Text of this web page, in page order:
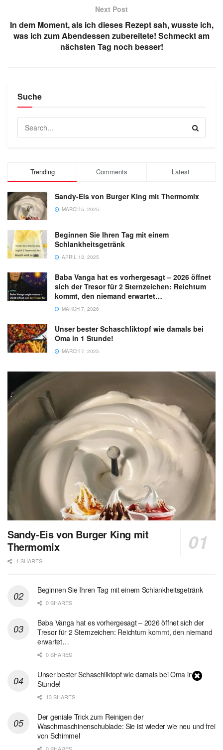
Next Post
In dem Moment, als ich dieses Rezept sah, wusste ich,
was ich zum Abendessen zubereitete! Schmeckt am
nächsten Tag noch besser!
Suche
Trending Comments Latest
Sandy-Eis von Burger King mit Thermomix
MARCH 5, 2025
Beginnen Sie Ihren Tag mit einem
Schlankheitsgetränk
APRIL 12, 2025
Baba Vanga hat es vorhergesagt – 2026 öffnet
sich der Tresor für 2 Sternzeichen: Reichtum
kommt, den niemand erwartet…
MARCH 7, 2026
Unser bester Schaschliktopf wie damals bei
Oma in 1 Stunde!
MARCH 7, 2025
Sandy-Eis von Burger King mit
Thermomix
1 SHARES
Beginnen Sie Ihren Tag mit einem Schlankheitsgetränk
0 SHARES
Baba Vanga hat es vorhergesagt – 2026 öffnet sich der
Tresor für 2 Sternzeichen: Reichtum kommt, den niemand
erwartet…
0 SHARES
Unser bester Schaschliktopf wie damals bei Oma in 1
Stunde!
13 SHARES
Der geniale Trick zum Reinigen der
Waschmaschinenschublade: Sie ist wieder wie neu und frei
von Schimmel